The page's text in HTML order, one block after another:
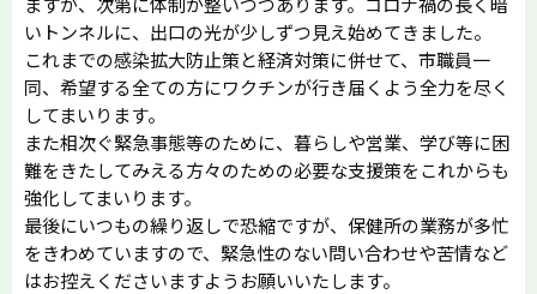
いトンネルに、出口の光が少しずつ見え始めてきました。
これまでの感染拡大防止策と経済対策に併せて、市職員一
同、希望する全ての方にワクチンが行き届くよう全力を尽く
してまいります。
また相次ぐ緊急事態等のために、暮らしや営業、学び等に困
難をきたしてみえる方々のための必要な支援策をこれからも
強化してまいります。
最後にいつもの繰り返しで恐縮ですが、保健所の業務が多忙
をきわめていますので、緊急性のない問い合わせや苦情など
はお控えくださいますようお願いいたします。